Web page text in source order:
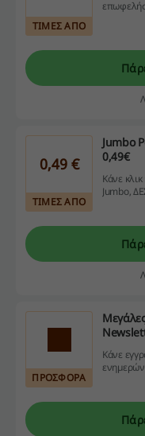
ΤΙΜΕΣ ΑΠΟ
0,49 €
ΤΙΜΕΣ ΑΠΟ
Jumbo
0,49€
Κάνε
Jumbo,
ΠΡΟΣΦΟΡΑ
Κάνε